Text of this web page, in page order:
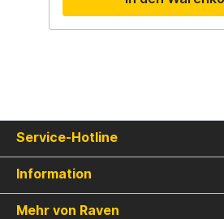
maximale Langlebigkeit –
Salzwasserangler.
Service-Hotline
Information
Mehr von Raven